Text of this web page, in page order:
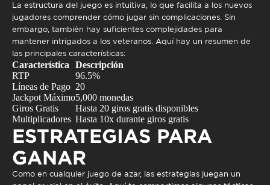
La estructura del juego es intuitiva, lo que facilita a los nuevos
jugadores comprender cómo jugar sin complicaciones. Sin
embargo, también hay suficientes complejidades para
mantener intrigados a los veteranos. Aquí hay un resumen de
las principales características:
Característica
Descripción
RTP
96.5%
Líneas de Pago 20
Jackpot Máximo5,000 monedas
Giros Gratis
Hasta 20 giros gratis disponibles
Multiplicadores Hasta 10x durante giros gratis
ESTRATEGIAS PARA
GANAR
Como en cualquier juego de azar, las estrategias juegan un